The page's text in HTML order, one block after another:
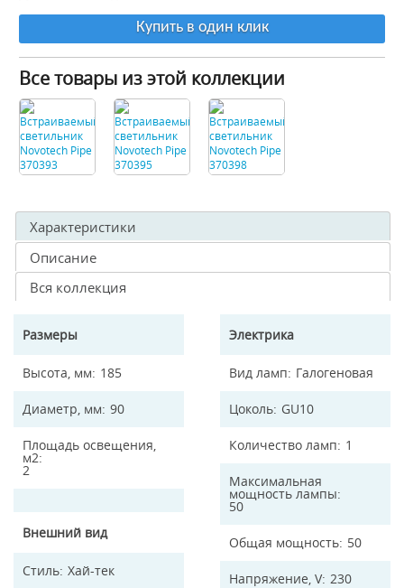
Купить в один клик
Все товары из этой коллекции
Характеристики
Описание
Вся коллекция
Размеры
Высота, мм 185
Диаметр, мм 90
Площадь освещения,
м2
2
Внешний вид
Стиль Хай-тек
Электрика
Вид ламп Галогеновая
Цоколь GU10
Количество ламп 1
Максимальная
мощность лампы
50
Общая мощность 50
Напряжение, V 230